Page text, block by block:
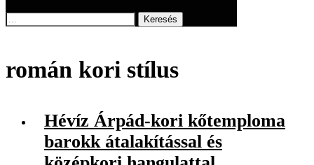
Keresés
román kori stílus
Hévíz Árpád-kori kőtemploma
barokk átalakítással és